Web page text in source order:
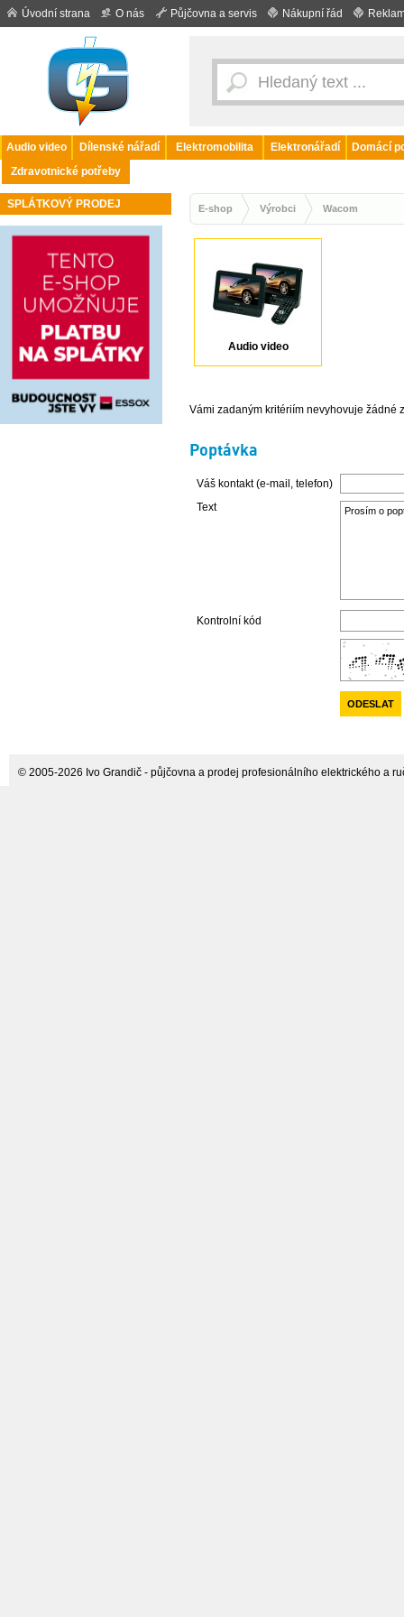
Úvodní strana O nás Půjčovna a servis Nákupní řád
Audio video Dílenské nářadí Elektromobilita Elektronářadí
Domácí
Zdravotnické potřeby
SPLÁTKOVÝ PRODEJ E-shop Výrobci Wacom
Audio video
Vámi zadaným kritériím nevyhovuje žádné
Poptávka
Váš kontakt (e-mail, telefon)
Text
Kontrolní kód
© 2005-2026 Ivo Grandič - půjčovna a prodej profesionálního elektrického a